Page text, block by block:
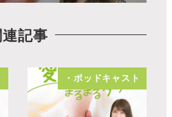
記事
・ポッドキャスト